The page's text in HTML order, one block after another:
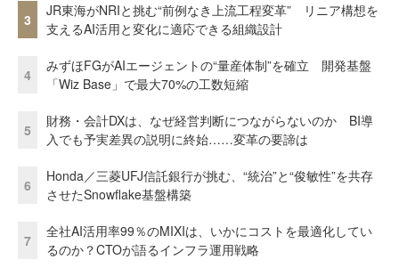
3
JR東海がNRIと挑む“前例なき上流工程変革” リニア構想を
支えるAI活用と変化に適応できる組織設計
4
みずほFGがAIエージェントの“量産体制”を確立 開発基盤
「Wiz Base」で最大70%の工数短縮
5
財務・会計DXは、なぜ経営判断につながらないのか BI導
入でも予実差異の説明に終始……変革の要諦は
6
Honda／三菱UFJ信託銀行が挑む、“統治”と“俊敏性”を共存
させたSnowflake基盤構築
7
全社AI活用率99％のMIXIは、いかにコストを最適化してい
るのか？CTOが語るインフラ運用戦略